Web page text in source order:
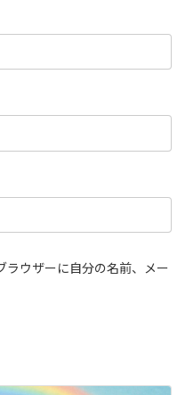
ラウザーに自分の名前、メー